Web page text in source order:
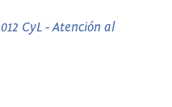
CyL - Atención al